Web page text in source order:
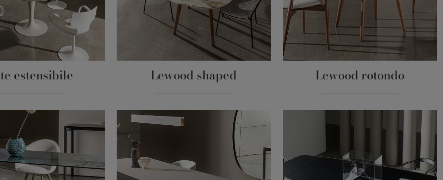
estensibile Lewood shaped Lewood rotondo